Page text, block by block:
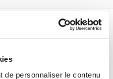
de personnaliser le contenu